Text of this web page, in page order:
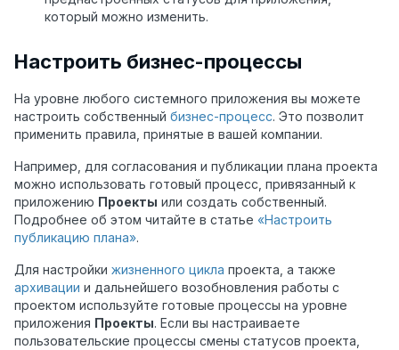
который можно изменить.
Настроить бизнес-процессы
На уровне любого системного приложения вы можете
настроить собственный бизнес-процесс. Это позволит
применить правила, принятые в вашей компании.
Например, для согласования и публикации плана проекта
можно использовать готовый процесс, привязанный к
приложению Проекты или создать собственный.
Подробнее об этом читайте в статье «Настроить
публикацию плана».
Для настройки жизненного цикла проекта, а также
архивации и дальнейшего возобновления работы с
проектом используйте готовые процессы на уровне
приложения Проекты. Если вы настраиваете
пользовательские процессы смены статусов проекта,